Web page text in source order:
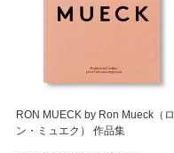
RON MUECK by Ron Mueck（ロ
ン・ミュエク） 作品集